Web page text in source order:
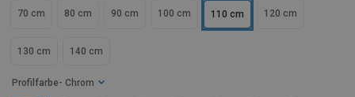
Profilfarbe - Chrom
70 cm 80 cm 90 cm 100 cm 110 cm 120 cm
130 cm 140 cm